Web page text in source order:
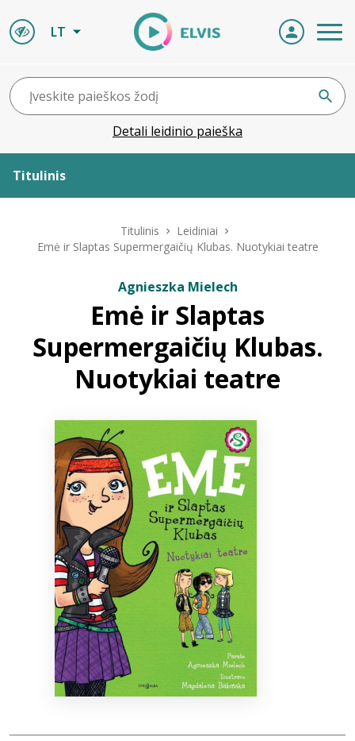
LT
Detali leidinio paieška
Titulinis
ELVIS atvyksta
Naujienos
Titulinis
Leidiniai
Emė ir Slaptas Supermergaičių Klubas. Nuotykiai teatre
Agnieszka Mielech
Emė ir Slaptas
Supermergaičių Klubas.
Nuotykiai teatre